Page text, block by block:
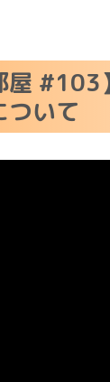
屋
ついて